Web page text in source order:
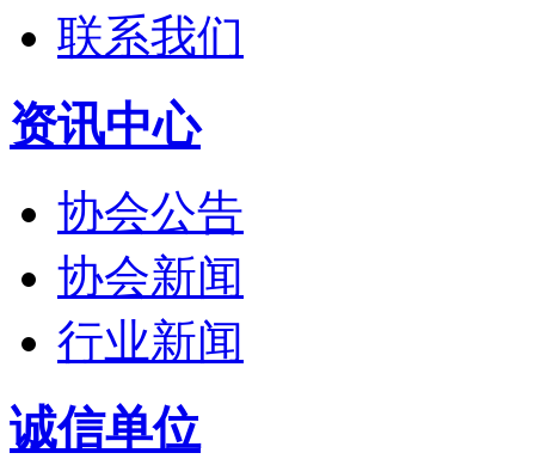
联系我们
资讯中心
协会公告
协会新闻
行业新闻
诚信单位